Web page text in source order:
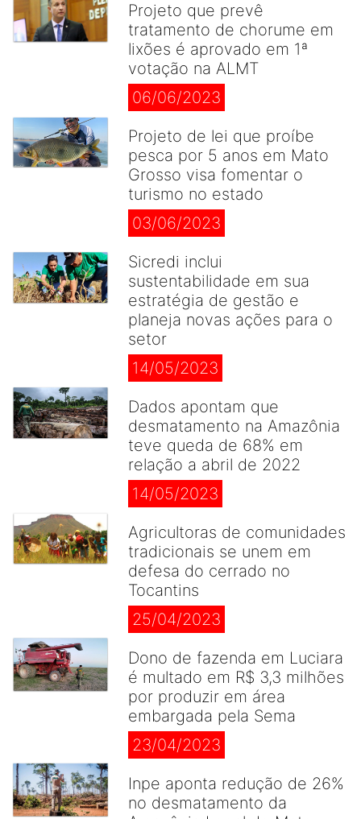
Projeto que prevê
tratamento de chorume em
lixões é aprovado em 1ª
votação na ALMT
06/06/2023
Projeto de lei que proíbe
pesca por 5 anos em Mato
Grosso visa fomentar o
turismo no estado
03/06/2023
Sicredi inclui
sustentabilidade em sua
estratégia de gestão e
planeja novas ações para o
setor
14/05/2023
Dados apontam que
desmatamento na Amazônia
teve queda de 68% em
relação a abril de 2022
14/05/2023
Agricultoras de comunidades
tradicionais se unem em
defesa do cerrado no
Tocantins
25/04/2023
Dono de fazenda em Luciara
é multado em R$ 3,3 milhões
por produzir em área
embargada pela Sema
23/04/2023
Inpe aponta redução de 26%
no desmatamento da